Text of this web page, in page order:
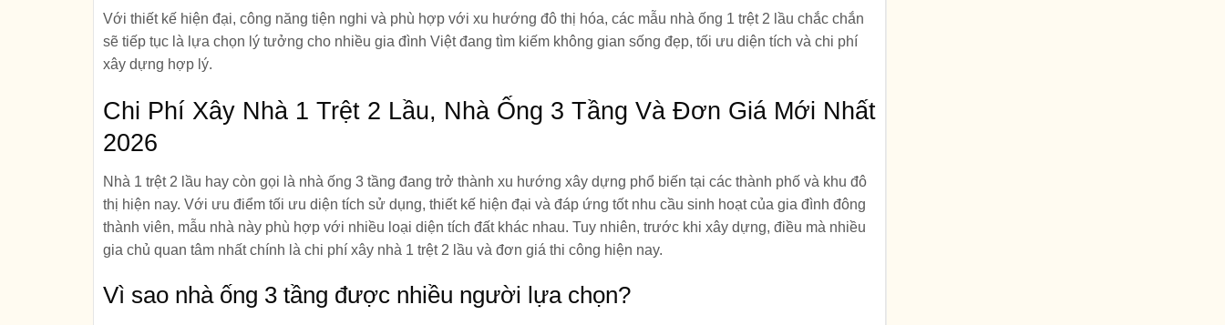
Với thiết kế hiện đại, công năng tiện nghi và phù hợp với xu hướng đô thị hóa, các mẫu nhà ống 1 trệt 2 lầu chắc chắn
sẽ tiếp tục là lựa chọn lý tưởng cho nhiều gia đình Việt đang tìm kiếm không gian sống đẹp, tối ưu diện tích và chi phí
xây dựng hợp lý.
Chi Phí Xây Nhà 1 Trệt 2 Lầu, Nhà Ống 3 Tầng Và Đơn Giá Mới Nhất
2026
Nhà 1 trệt 2 lầu hay còn gọi là nhà ống 3 tầng đang trở thành xu hướng xây dựng phổ biến tại các thành phố và khu đô
thị hiện nay. Với ưu điểm tối ưu diện tích sử dụng, thiết kế hiện đại và đáp ứng tốt nhu cầu sinh hoạt của gia đình đông
thành viên, mẫu nhà này phù hợp với nhiều loại diện tích đất khác nhau. Tuy nhiên, trước khi xây dựng, điều mà nhiều
gia chủ quan tâm nhất chính là chi phí xây nhà 1 trệt 2 lầu và đơn giá thi công hiện nay.
Vì sao nhà ống 3 tầng được nhiều người lựa chọn?